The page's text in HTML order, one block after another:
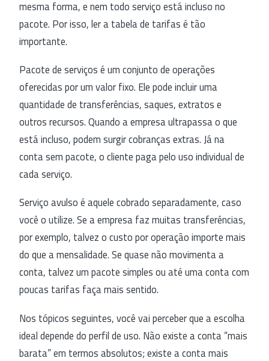
mesma forma, e nem todo serviço está incluso no
pacote. Por isso, ler a tabela de tarifas é tão
importante.
Pacote de serviços é um conjunto de operações
oferecidas por um valor fixo. Ele pode incluir uma
quantidade de transferências, saques, extratos e
outros recursos. Quando a empresa ultrapassa o que
está incluso, podem surgir cobranças extras. Já na
conta sem pacote, o cliente paga pelo uso individual de
cada serviço.
Serviço avulso é aquele cobrado separadamente, caso
você o utilize. Se a empresa faz muitas transferências,
por exemplo, talvez o custo por operação importe mais
do que a mensalidade. Se quase não movimenta a
conta, talvez um pacote simples ou até uma conta com
poucas tarifas faça mais sentido.
Nos tópicos seguintes, você vai perceber que a escolha
ideal depende do perfil de uso. Não existe a conta “mais
barata” em termos absolutos; existe a conta mais